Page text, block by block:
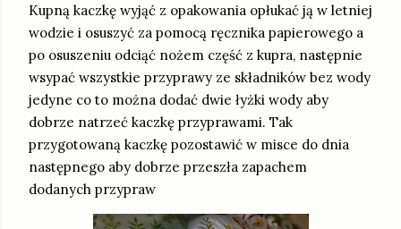
Kupną kaczkę wyjąć z opakowania opłukać ją w letniej
wodzie i osuszyć za pomocą ręcznika papierowego a
po osuszeniu odciąć nożem część z kupra, następnie
wsypać wszystkie przyprawy ze składników bez wody
jedyne co to można dodać dwie łyżki wody aby
dobrze natrzeć kaczkę przyprawami. Tak
przygotowaną kaczkę pozostawić w misce do dnia
następnego aby dobrze przeszła zapachem
dodanych przypraw